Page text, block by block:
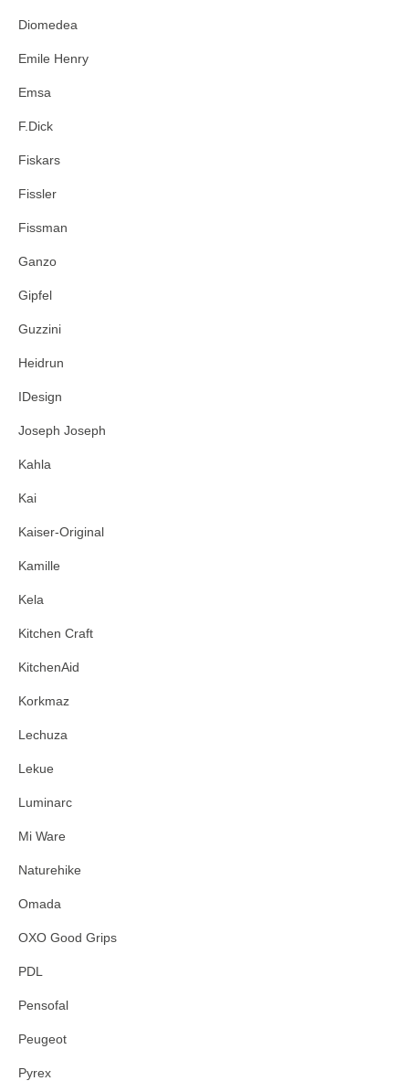
Diomedea
Emile Henry
Emsa
F.Dick
Fiskars
Fissler
Fissman
Ganzo
Gipfel
Guzzini
Heidrun
IDesign
Joseph Joseph
Kahla
Kai
Kaiser-Original
Kamille
Kela
Kitchen Craft
KitchenAid
Korkmaz
Lechuza
Lekue
Luminarc
Mi Ware
Naturehike
Omada
OXO Good Grips
PDL
Pensofal
Peugeot
Pyrex